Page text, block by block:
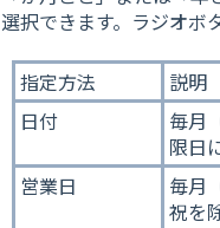
選択できます。ラジオボ
指定方法 説明
日付
毎月
限日
営業日
毎月
祝を